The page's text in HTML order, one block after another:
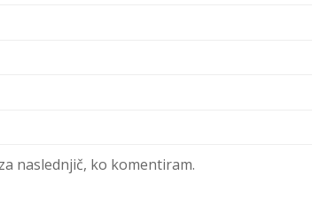
naslednjič, ko komentiram.